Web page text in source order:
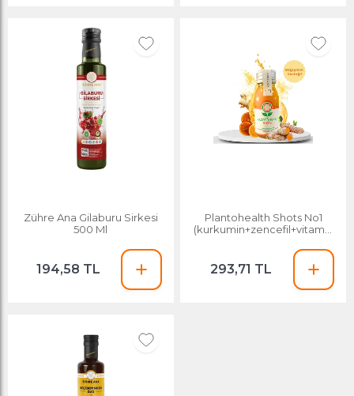
Zühre Ana Gilaburu Sirkesi
500 Ml
194,58 TL
Plantohealth Shots No1
(kurkumin+zencefil+vitamin
293,71 TL